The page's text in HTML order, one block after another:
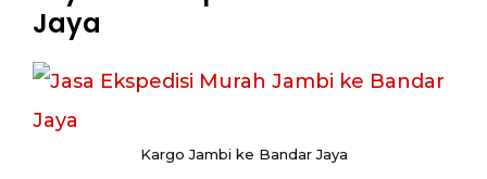
Jaya
Kargo Jambi ke Bandar Jaya